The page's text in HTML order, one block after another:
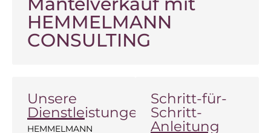
HEMMELMANN
CONSULTING
Unsere
Dienstleistungen
HEMMELMANN
Schritt-für-
Schritt-
Anleitung